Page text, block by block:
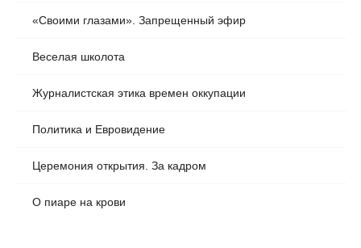
«Своими глазами». Запрещенный эфир
Веселая школота
Журналистская этика времен оккупации
Политика и Евровидение
Церемония открытия. За кадром
О пиаре на крови